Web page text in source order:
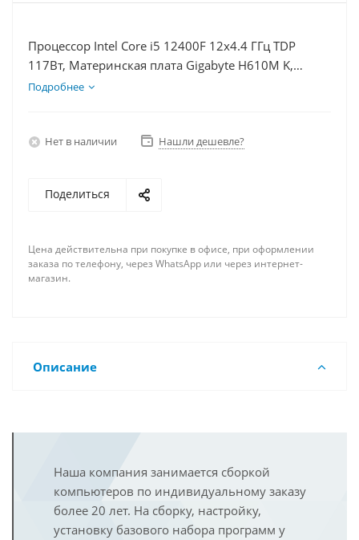
Процессор Intel Core i5 12400F 12x4.4 ГГц TDP
117Вт, Материнская плата Gigabyte H610M K,
Видеокарта RTX 3060Ti 8Гб, Память DDR4 32Gb,
Подробнее
Нет в наличии Нашли дешевле?
Поделиться
Цена действительна при покупке в офисе, при оформлении
заказа по телефону, через WhatsApp или через интернет-
магазин.
Описание
Наша компания занимается сборкой
компьютеров по индивидуальному заказу
более 20 лет. На сборку, настройку,
установку базового набора программ у